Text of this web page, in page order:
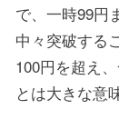
で、一時99円
中々突破する
100円を超え
とは大きな意